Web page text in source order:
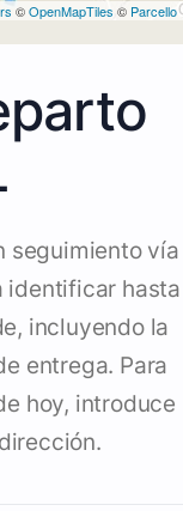
©OpenMapTiles © Parcello
seguimiento vía
identificar hasta
incluyendo la
entrega. Para
hoy, introduce